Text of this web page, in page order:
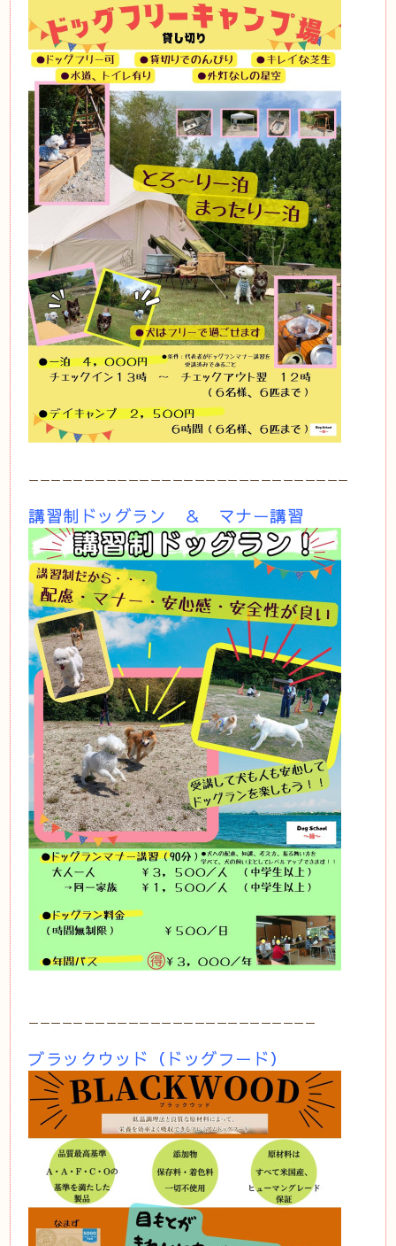
ーーーーーーーーーーーーーーーーーーーーーーーーーーーーー
講習制ドッグラン ＆ マナー講習
ーーーーーーーーーーーーーーーーーーーーーーーーーー
ブラックウッド（ドッグフード）